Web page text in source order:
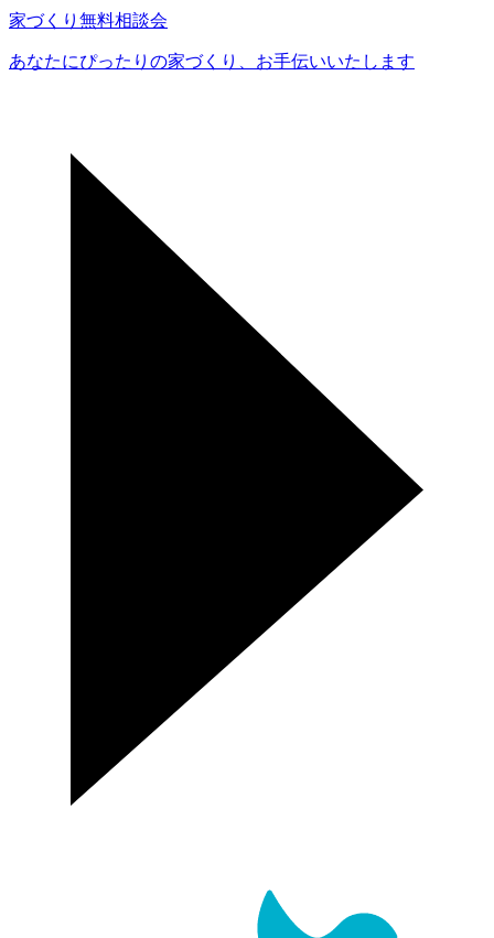
家づくり無料相談会
あなたにぴったりの家づくり、 お手伝いいたします